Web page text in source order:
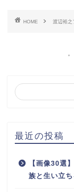
HOME 渡辺裕之
最近の投稿
【画像30選
族と生い立ち